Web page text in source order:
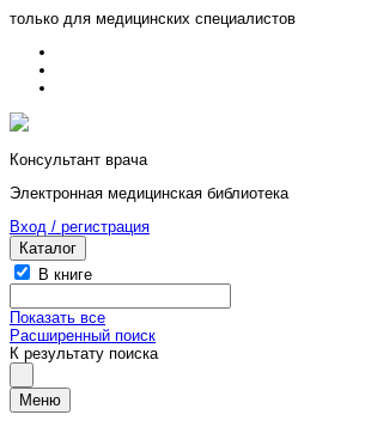
только для медицинских специалистов
Консультант врача
Электронная медицинская библиотека
Вход / регистрация
Каталог
В книге
Показать все
Расширенный поиск
К результату поиска
Меню